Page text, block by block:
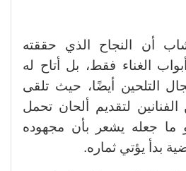
أن النجاح الذي حققته
الغناء فقط، بل أتاح له
التلحين أيضًا، حيث تلقى
لتقديم ألحان تحمل
ما جعله يشعر بأن مجهوده
بدأ يؤتي ثماره.